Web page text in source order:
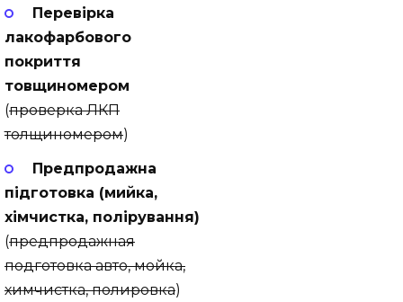
Перевірка
лакофарбового
покриття
товщиномером
(проверка ЛКП
толщиномером)
Предпродажна
підготовка (мийка,
хімчиcтка, полірування)
(предпродажная
подготовка авто, мойка,
химчистка, полировка)